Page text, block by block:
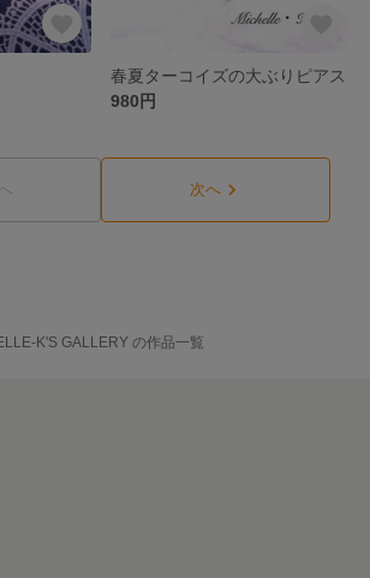
春夏ターコイズの大ぶりピアス
980円
次へ
K'S GALLERY の作品一覧